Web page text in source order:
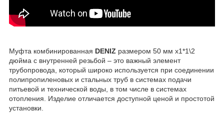
Муфта комбинированная DENIZ размером 50 мм x1*1\2
дюйма с внутренней резьбой – это важный элемент
трубопровода, который широко используется при соединении
полипропиленовых и стальных труб в системах подачи
питьевой и технической воды, в том числе в системах
отопления. Изделие отличается доступной ценой и простотой
установки.